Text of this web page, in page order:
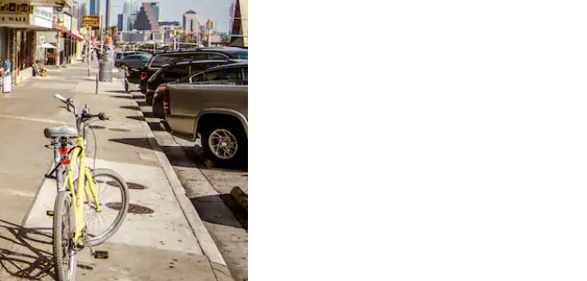
do teclado ou tocando e deslizando o dedo na tela.